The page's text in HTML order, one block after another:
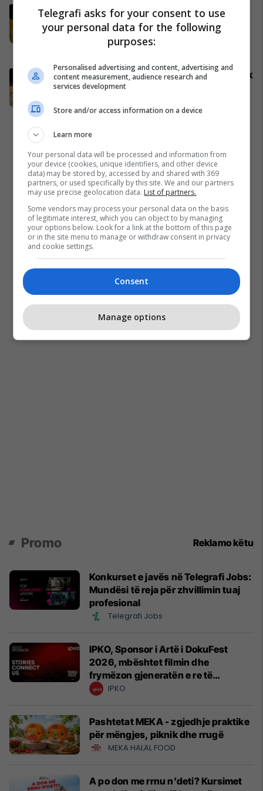
Kurti: Nëse hedhja me vezë është
çmimi që duhet ta paguaj për t’u
takuar e bashkëbiseduar jam i
lumtur ta bëj këtë
Politikë
Zelensky në Beograd: Ukraina nuk
e ka ndryshuar qëndrimin për
Politikë
Promo Reklamo këtu
Konkurset e javës në Telegrafi Jobs:
Mundësi të reja për zhvillimin tuaj
profesional
Telegrafi Jobs
IPKO, Sponsor i Artë i DokuFest
2026, mbështet filmin dhe
frymëzon gjeneratën e re të
krijuesve
IPKO
Pashtetat MEKA - zgjedhje praktike
për mëngjes, piknik dhe rrugë
MEKA HALAL FOOD
A po don me rrnu n’deti? Kursimet
Telegrafi asks for your consent to use
your personal data for the following
purposes:
Personalised advertising and content, advertising and
content measurement, audience research and
services development
Store and/or access information on a device
Learn more
Your personal data will be processed and information from
your device (cookies, unique identifiers, and other device
data) may be stored by, accessed by and shared with 369
partners, or used specifically by this site. We and our partners
may use precise geolocation data. List of partners.
Some vendors may process your personal data on the basis
of legitimate interest, which you can object to by managing
your options below. Look for a link at the bottom of this page
or in the site menu to manage or withdraw consent in privacy
and cookie settings.
Consent
Manage options